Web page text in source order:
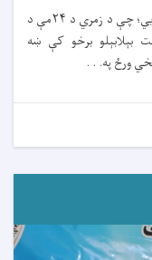
د اطلاعاتو او فرهنګي ولایتي ریاستونو مسؤلین وایي؛ چې د زمري د ۲۴مې د
بېلابېلو برخو کې ښه
ورځ په. . .